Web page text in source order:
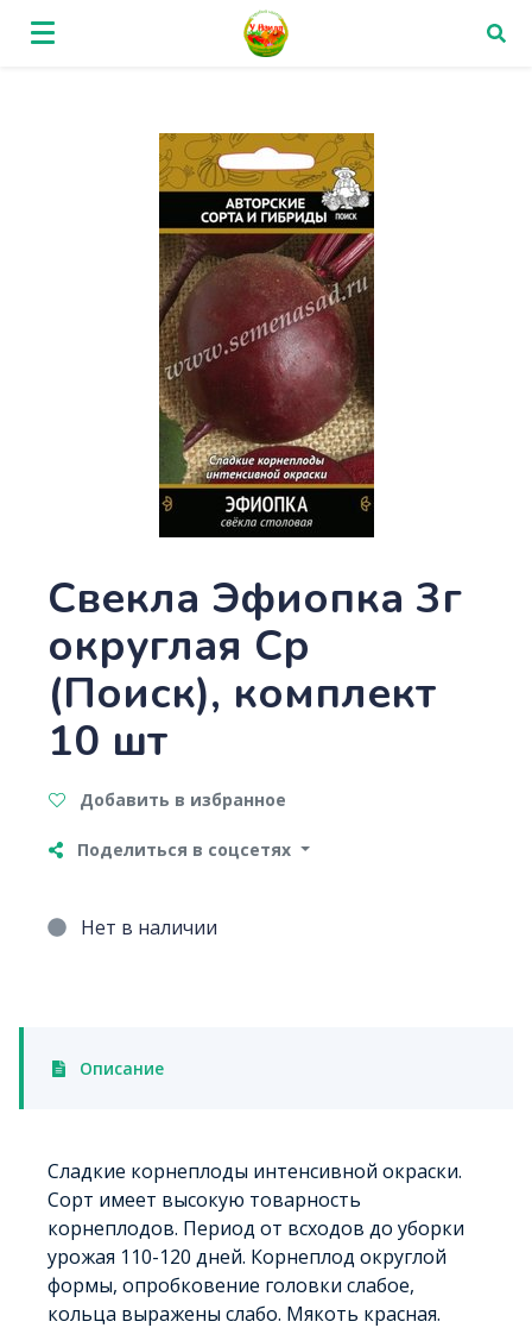
Свекла Эфиопка 3г
округлая Ср
(Поиск), комплект
10 шт
Добавить в избранное
Поделиться в соцсетях
Нет в наличии
Описание
Сладкие корнеплоды интенсивной окраски.
Сорт имеет высокую товарность
корнеплодов. Период от всходов до уборки
урожая 110-120 дней. Корнеплод округлой
формы, опробковение головки слабое,
кольца выражены слабо. Мякоть красная.